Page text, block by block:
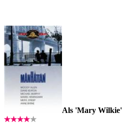
Als 'Mary Wilkie'